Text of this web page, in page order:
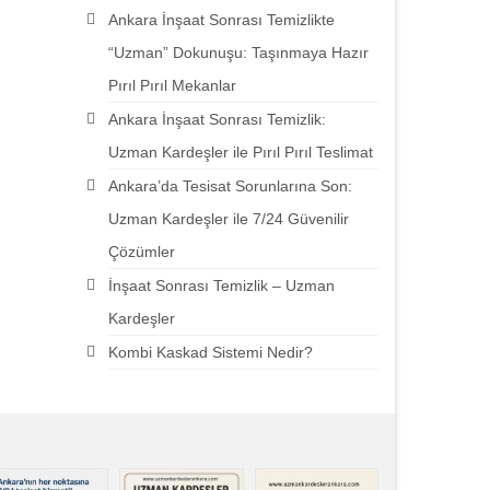
Ankara İnşaat Sonrası Temizlikte
“Uzman” Dokunuşu: Taşınmaya Hazır
Pırıl Pırıl Mekanlar
Ankara İnşaat Sonrası Temizlik:
Uzman Kardeşler ile Pırıl Pırıl Teslimat
Ankara’da Tesisat Sorunlarına Son:
Uzman Kardeşler ile 7/24 Güvenilir
Çözümler
İnşaat Sonrası Temizlik – Uzman
Kardeşler
Kombi Kaskad Sistemi Nedir?